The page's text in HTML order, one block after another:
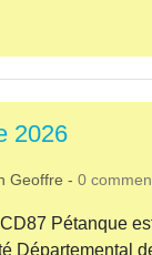
2026
Geoffre - 0
Pétanque
Départemental